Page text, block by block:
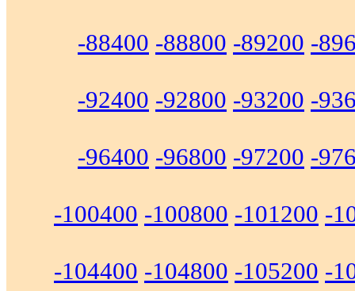
-88400 -88800 -89200 -
-92400 -92800 -93200 -
-96400 -96800 -97200 -
-100400 -100800 -101200 -
-104400 -104800 -105200 -